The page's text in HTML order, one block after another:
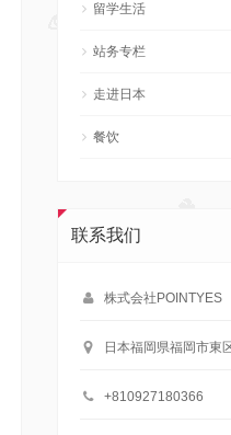
留学生活
站务专栏
走进日本
餐饮
联系我们
株式会社POINTYES
日本福岡県福岡市東
+810927180366